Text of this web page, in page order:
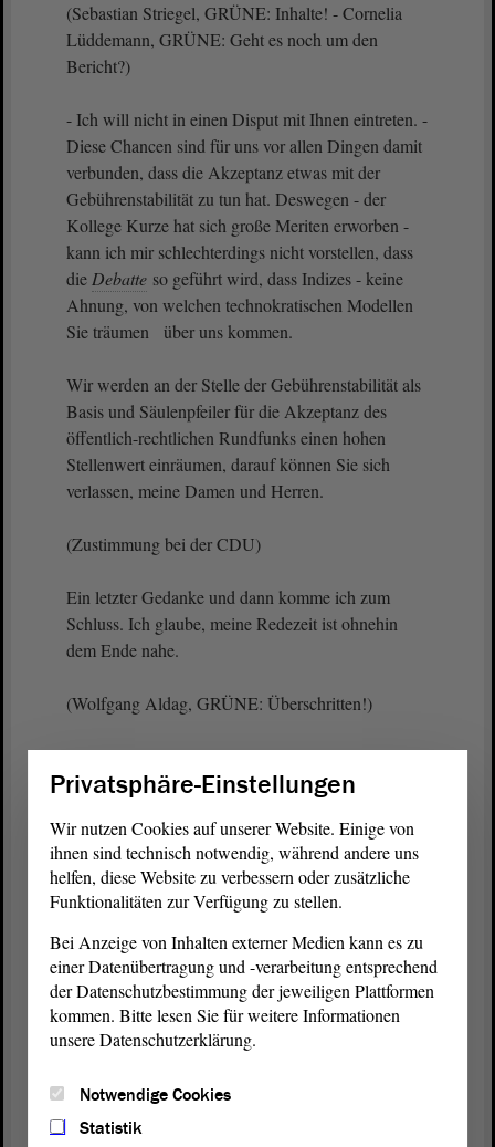
(Sebastian Striegel, GRÜNE: Inhalte! - Cornelia
Lüddemann, GRÜNE: Geht es noch um den
Bericht?)
- Ich will nicht in einen Disput mit Ihnen eintreten. -
Diese Chancen sind für uns vor allen Dingen damit
verbunden, dass die Akzeptanz etwas mit der
Gebührenstabilität zu tun hat. Deswegen - der
Kollege Kurze hat sich große Meriten erworben -
kann ich mir schlechterdings nicht vorstellen, dass
die Debatte so geführt wird, dass Indizes - keine
Ahnung, von welchen technokratischen Modellen
Sie träumen über uns kommen.
Wir werden an der Stelle der Gebührenstabilität als
Basis und Säulenpfeiler für die Akzeptanz des
öffentlich-rechtlichen Rundfunks einen hohen
Stellenwert einräumen, darauf können Sie sich
verlassen, meine Damen und Herren.
(Zustimmung bei der CDU)
Ein letzter Gedanke und dann komme ich zum
Schluss. Ich glaube, meine Redezeit ist ohnehin
dem Ende nahe.
(Wolfgang Aldag, GRÜNE: Überschritten!)
Ich will nur kurz auf die Punkte eingehen, die uns
wichtig sind. Wir haben gewisse Möglichkeiten, auf
sehr offener Weg, aber auch diesen Weg sollten wir
gehen. Wir können in den Programmen
Reformakzente setzen.
Ich komme zum letzten Satz, weil die Präsidentin
mich sonst gleich mahnt. Frau Lüddemann, das
Spannungsfeld haben Sie richtig beschrieben. Auf
der einen Seite müssen wir gucken, dass wir die
rechtlichen Rahmenbedingungen einhalten, aber auf
und legitimiert, diese inhaltlichen Akzente so zu
setzen, dass ein sparsamer Rundfunk, dass ein
Privatsphäre-Einstellungen
Wir nutzen Cookies auf unserer Website. Einige von
ihnen sind technisch notwendig, während andere uns
helfen, diese Website zu verbessern oder zusätzliche
Funktionalitäten zur Verfügung zu stellen.
Bei Anzeige von Inhalten externer Medien kann es zu
einer Datenübertragung und -verarbeitung entsprechend
der Datenschutzbestimmung der jeweiligen Plattformen
kommen. Bitte lesen Sie für weitere Informationen
unsere Datenschutzerklärung.
Notwendige Cookies
Statistik